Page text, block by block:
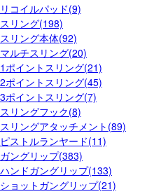
リコイルパッド(9)
スリング(198)
スリング本体(92)
マルチスリング(20)
1ポイントスリング(21)
2ポイントスリング(45)
3ポイントスリング(7)
スリングフック(8)
スリングアタッチメント(89)
ピストルランヤード(11)
ガングリップ(383)
ハンドガングリップ(133)
ショットガングリップ(21)